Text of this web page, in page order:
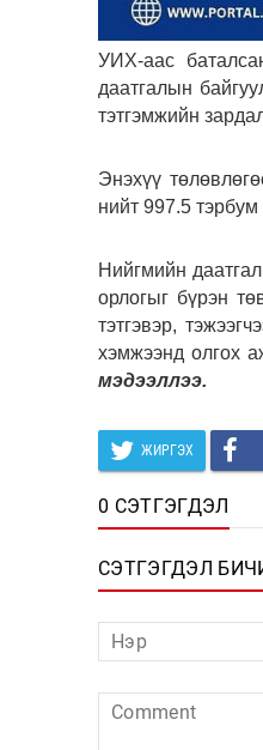
УИХ-аас
даатгалын
тэтгэмжийн
Энэхүү
нийт 997.5 тэрбум
Нийгмийн
орлогыг бүрэн
тэтгэвэр,
хэмжээнд олгох
мэдээллээ.
ЖИРГЭХ
0 СЭТГЭГДЭЛ
СЭТГЭГДЭЛ